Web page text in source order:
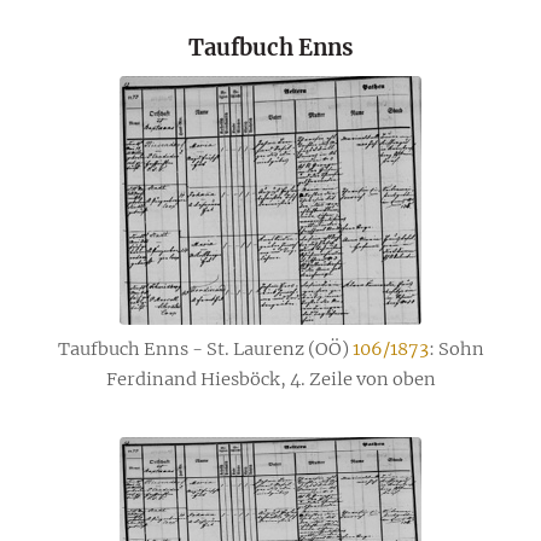
Taufbuch Enns
Taufbuch Enns - St. Laurenz (OÖ) 106/1873: Sohn
Ferdinand Hiesböck, 4. Zeile von oben